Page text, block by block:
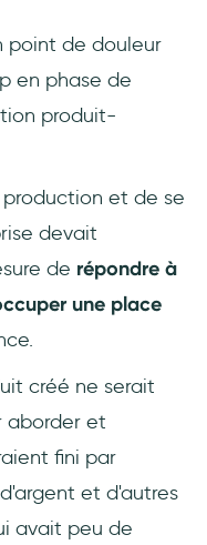
point de douleur
en phase de
produit-
et de se
devait
de répondre à
une place
créé ne serait
aborder et
fini par
et d'autres
avait peu de